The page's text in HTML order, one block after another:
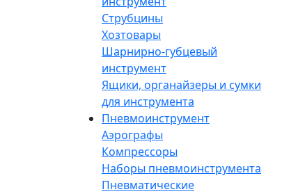
Струбцины
Хозтовары
Шарнирно-губцевый
инструмент
Ящики, органайзеры и сумки
для инструмента
Пневмоинструмент
Аэрографы
Компрессоры
Наборы пневмоинструмента
Пневматические